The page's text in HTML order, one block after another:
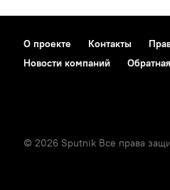
О проекте Контакты
Новости компаний
© 2026 Sputnik Все права